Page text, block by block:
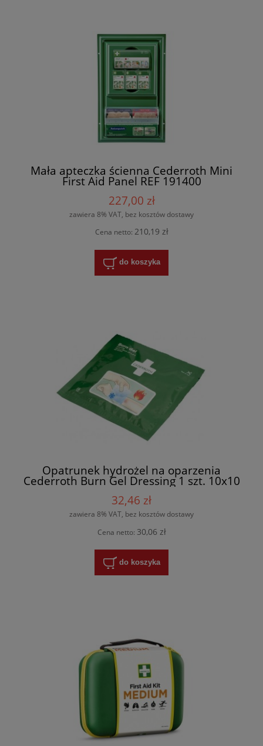
Mała apteczka ścienna Cederroth Mini
First Aid Panel REF 191400
227,00 zł
zawiera 8% VAT, bez kosztów dostawy
Cena netto: 210,19 zł
do koszyka
Opatrunek hydrożel na oparzenia
Cederroth Burn Gel Dressing 1 szt. 10x10
cm REF 901900
32,46 zł
zawiera 8% VAT, bez kosztów dostawy
Cena netto: 30,06 zł
do koszyka